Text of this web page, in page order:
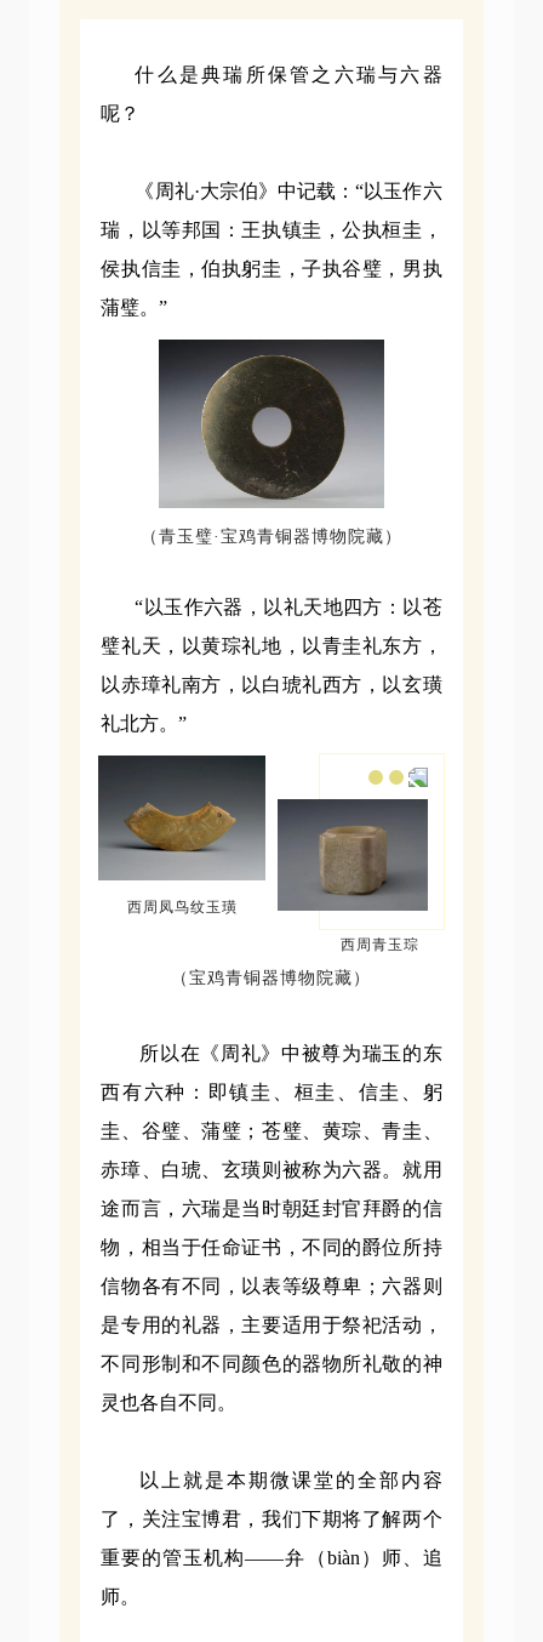
什么是典瑞所保管之六瑞与六器
呢？
《周礼·大宗伯》中记载：“以玉作六
瑞，以等邦国：王执镇圭，公执桓圭，
侯执信圭，伯执躬圭，子执谷璧，男执
蒲璧。”
（青玉璧·宝鸡青铜器博物院藏）
“以玉作六器，以礼天地四方：以苍
璧礼天，以黄琮礼地，以青圭礼东方，
以赤璋礼南方，以白琥礼西方，以玄璜
礼北方。”
西周凤鸟纹玉璜
西周青玉琮
（宝鸡青铜器博物院藏）
所以在《周礼》中被尊为瑞玉的东
西有六种：即镇圭、桓圭、信圭、躬
圭、谷璧、蒲璧；苍璧、黄琮、青圭、
赤璋、白琥、玄璜则被称为六器。就用
途而言，六瑞是当时朝廷封官拜爵的信
物，相当于任命证书，不同的爵位所持
信物各有不同，以表等级尊卑；六器则
是专用的礼器，主要适用于祭祀活动，
不同形制和不同颜色的器物所礼敬的神
灵也各自不同。
以上就是本期微课堂的全部内容
了，关注宝博君，我们下期将了解两个
重要的管玉机构——弁（biàn）师、追
师。